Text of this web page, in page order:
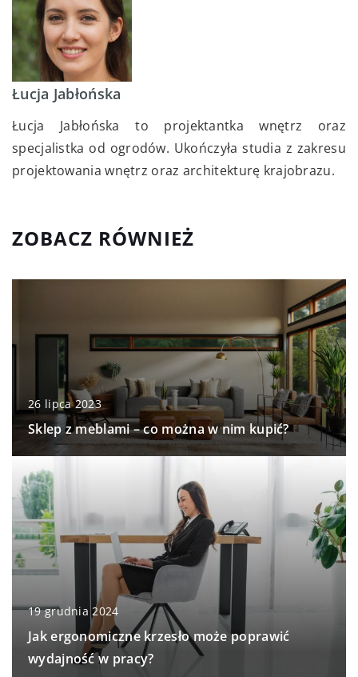
Łucja Jabłońska
Łucja Jabłońska to projektantka wnętrz oraz
specjalistka od ogrodów. Ukończyła studia z zakresu
projektowania wnętrz oraz architekturę krajobrazu.
ZOBACZ RÓWNIEŻ
26 lipca 2023
Sklep z meblami – co można w nim kupić?
19 grudnia 2024
Jak ergonomiczne krzesło może poprawić
wydajność w pracy?